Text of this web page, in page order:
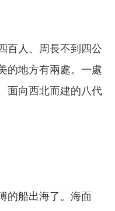
百人、周長不到四公
的地方有兩處。一處
面向西北而建的八代
的船出海了。海面